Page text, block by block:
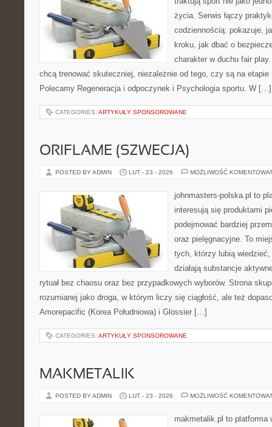
życia. Serwis łączy
codziennością: pokazuje,
kroku, jak dbać o
charakter w duchu fair
chcą trenować skuteczniej, niezależnie od tego, czy są na etapie
Polecamy Regeneracja i odpoczynek i Psychologia sportu. W […]
CATEGORIES: ARTYKUŁY SPONSOROWANE
ORIFLAME (SZWECJA)
POSTED BY ADMIN LUT - 23 - 2026 MOŻLIWOŚĆ
johnmasters-polska.pl to
interesują się produktami
podejmować bardziej
oraz pielęgnacyjne. To
tych, którzy lubią wiedzieć,
działają substancje
rytuał bez chaosu oraz bez przypadkowych wyborów. Strona
rozumianej jako droga, w którym liczy się ciągłość, ale też
Amorepacific (Korea Południowa) i Glossier […]
CATEGORIES: ARTYKUŁY SPONSOROWANE
MAKMETALIK
POSTED BY ADMIN LUT - 23 - 2026 MOŻLIWOŚĆ
makmetalik.pl to platforma